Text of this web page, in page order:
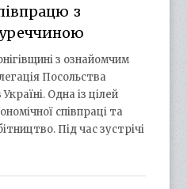
з
з ознайомчим
Посольства
Одна із цілей
співпраці та
Під час зустрічі